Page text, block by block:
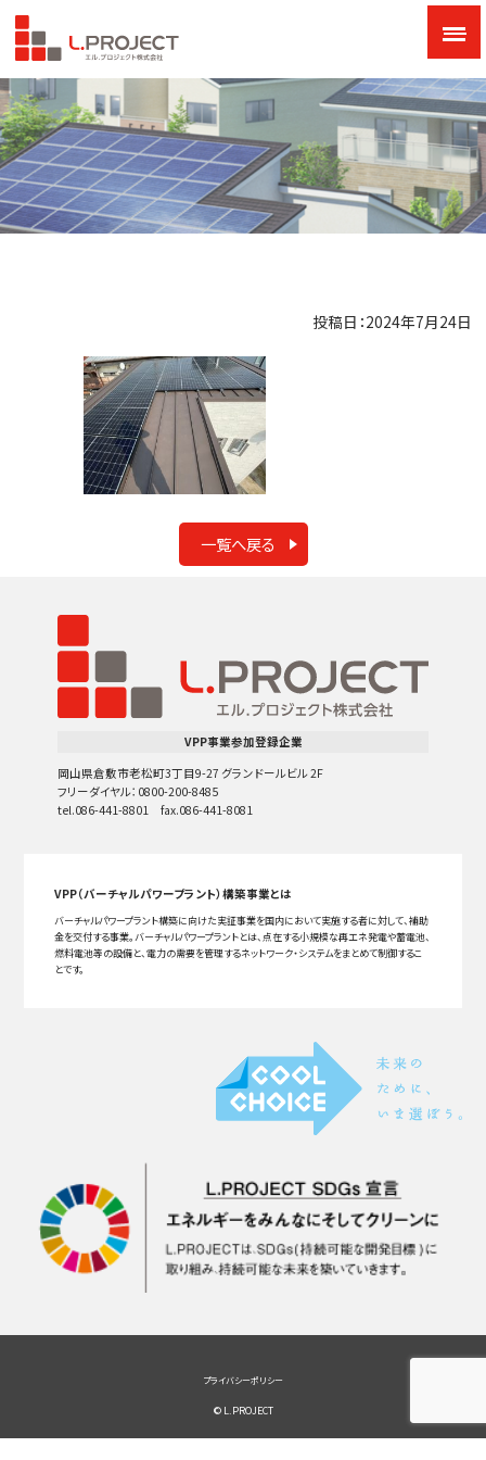
投稿日：2024年7月24日
一覧へ戻る
VPP事業参加登録企業
岡山県倉敷市老松町3丁目9-27 グランドールビル 2F
フリーダイヤル：0800-200-8485
tel.086-441-8801 fax.086-441-8081
VPP（バーチャルパワープラント）構築事業とは
バーチャルパワープラント構築に向けた実証事業を国内において実施する者に対して、補助
金を交付する事業。バーチャルパワープラントとは、点在する小規模な再エネ発電や蓄電池、
燃料電池等の設備と、電力の需要を管理するネットワーク・システムをまとめて制御するこ
とです。
プライバシーポリシー
© L.PROJECT